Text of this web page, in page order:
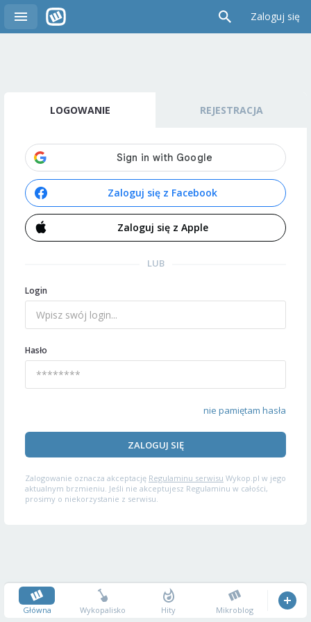
Zaloguj się
LOGOWANIE REJESTRACJA
Zaloguj się z Facebook
Zaloguj się z Apple
LUB
Login
Hasło
nie pamiętam hasła
ZALOGUJ SIĘ
Zalogowanie oznacza akceptację Regulaminu serwisu Wykop.pl w jego
aktualnym brzmieniu. Jeśli nie akceptujesz Regulaminu w całości,
prosimy o niekorzystanie z serwisu.
Główna Wykopalisko Hity Mikroblog